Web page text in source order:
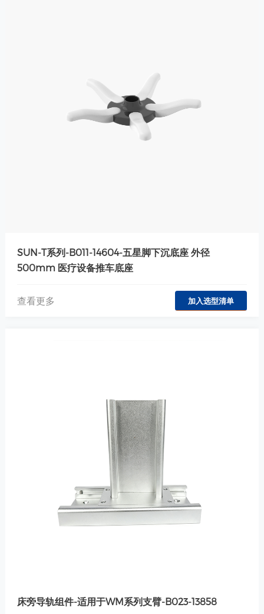
SUN-T系列-B011-14604-五星脚下沉底座 外径
500mm 医疗设备推车底座
查看更多 加入选型清单
床旁导轨组件-适用于WM系列支臂-B023-13858